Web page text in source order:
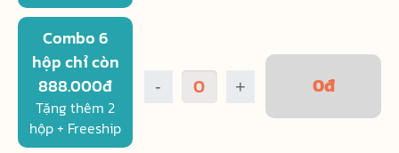
Combo 6
hộp chỉ còn
888.000đ
Tặng thêm 2
hộp + Freeship
- + 0đ